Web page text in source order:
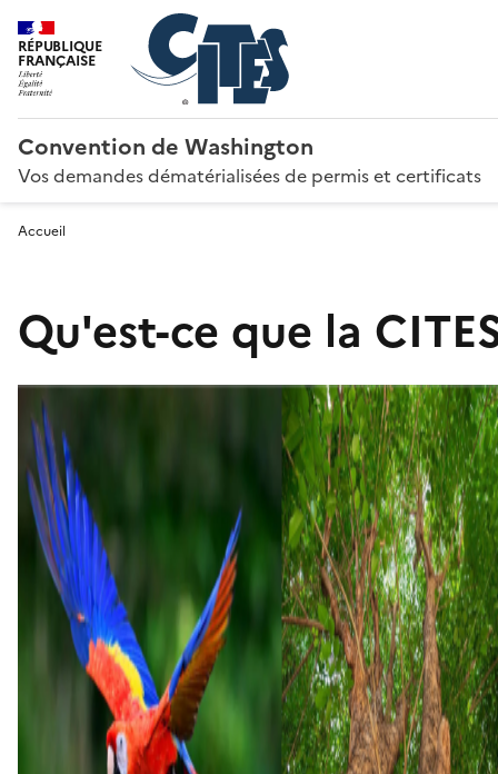
RÉPUBLIQUE
FRANÇAISE
Convention de Washington
Vos demandes dématérialisées de permis et certificats
Accueil
Qu'est-ce que la